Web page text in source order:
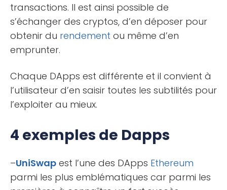
transactions. Il est ainsi possible de
s’échanger des cryptos, d’en déposer pour
obtenir du rendement ou même d’en
emprunter.
Chaque DApps est différente et il convient à
l’utilisateur d’en saisir toutes les subtilités pour
l’exploiter au mieux.
4 exemples de Dapps
–UniSwap est l’une des DApps Ethereum
parmi les plus emblématiques car parmi les